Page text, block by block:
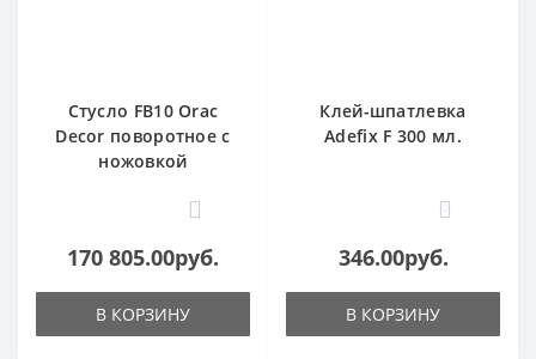
Стусло FB10 Orac
Decor поворотное с
ножовкой
1
170 805.00руб.
В КОРЗИНУ
Клей-шпатлевка
Adefix F 300 мл.
0
346.00руб.
В КОРЗИНУ